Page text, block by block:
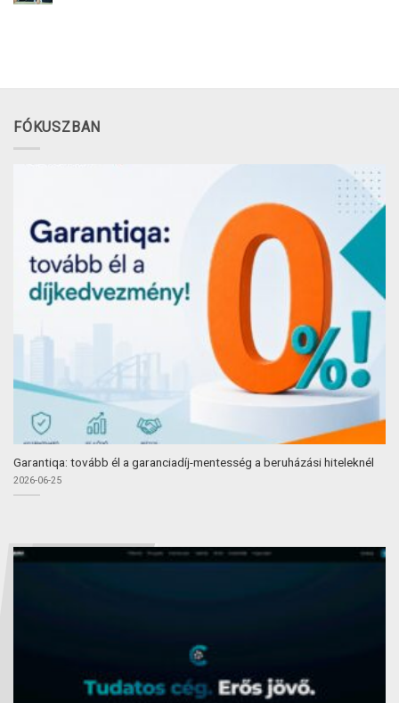
FÓKUSZBAN
Garantiqa: tovább él a garanciadíj-mentesség a beruházási hiteleknél
2026-06-25